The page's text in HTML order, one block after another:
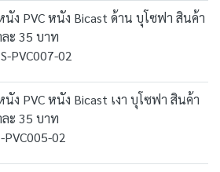
นัง PVC หนัง Bicast ด้าน บุโซฟา สินค้า
ะ 35 บาท
PVC007-02
นัง PVC หนัง Bicast เงา บุโซฟา สินค้า
ะ 35 บาท
02